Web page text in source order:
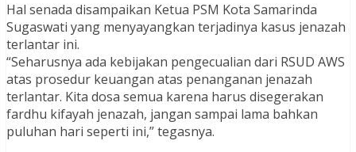
Hal senada disampaikan Ketua PSM Kota Samarinda
Sugaswati yang menyayangkan terjadinya kasus jenazah
terlantar ini.
“Seharusnya ada kebijakan pengecualian dari RSUD AWS
atas prosedur keuangan atas penanganan jenazah
terlantar. Kita dosa semua karena harus disegerakan
fardhu kifayah jenazah, jangan sampai lama bahkan
puluhan hari seperti ini,” tegasnya.